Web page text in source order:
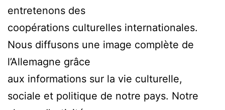
entretenons des
coopérations culturelles internationales.
Nous diffusons une image complète de
l’Allemagne grâce
aux informations sur la vie culturelle,
sociale et politique de notre pays. Notre